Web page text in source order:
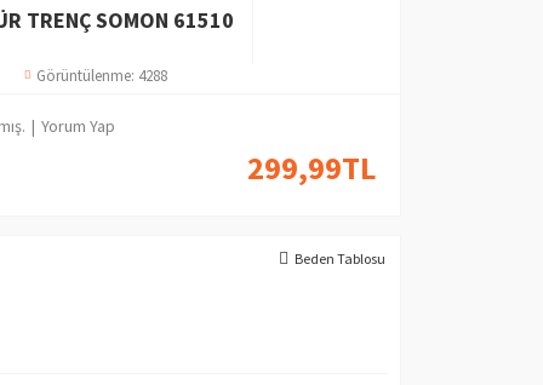
TRENÇ SOMON 61510
Görüntülenme: 4288
| Yorum Yap
299,99TL
Beden Tablosu